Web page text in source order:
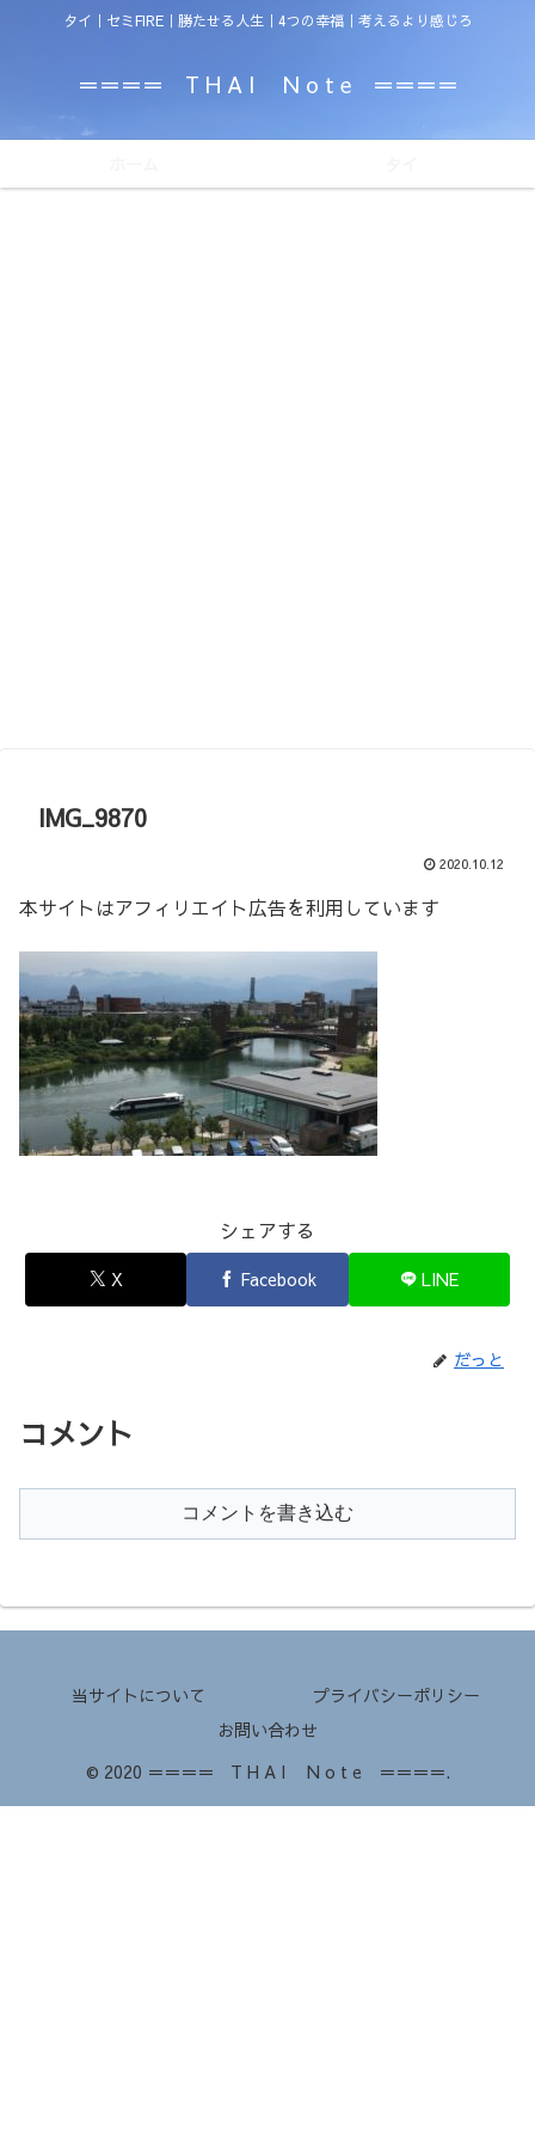
タイ｜セミFIRE｜勝たせる人生｜4つの幸福｜考えるより感じろ
＝＝＝＝ T H A I N o t e ＝＝＝＝
IMG_9870
2020.10.12
本サイトはアフィリエイト広告を利用しています
シェアする
X Facebook LINE
だっと
コメント
コメントを書き込む
当サイトについて
プライバシーポリシー
お問い合わせ
© 2020 ＝＝＝＝ T H A I N o t e ＝＝＝＝.